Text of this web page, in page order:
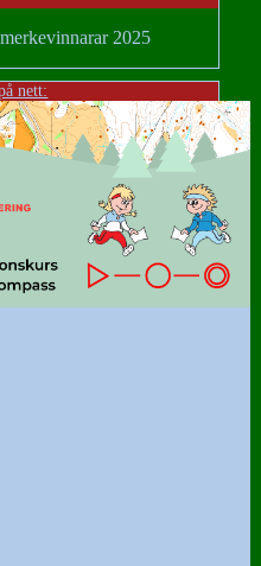
2025
nett: